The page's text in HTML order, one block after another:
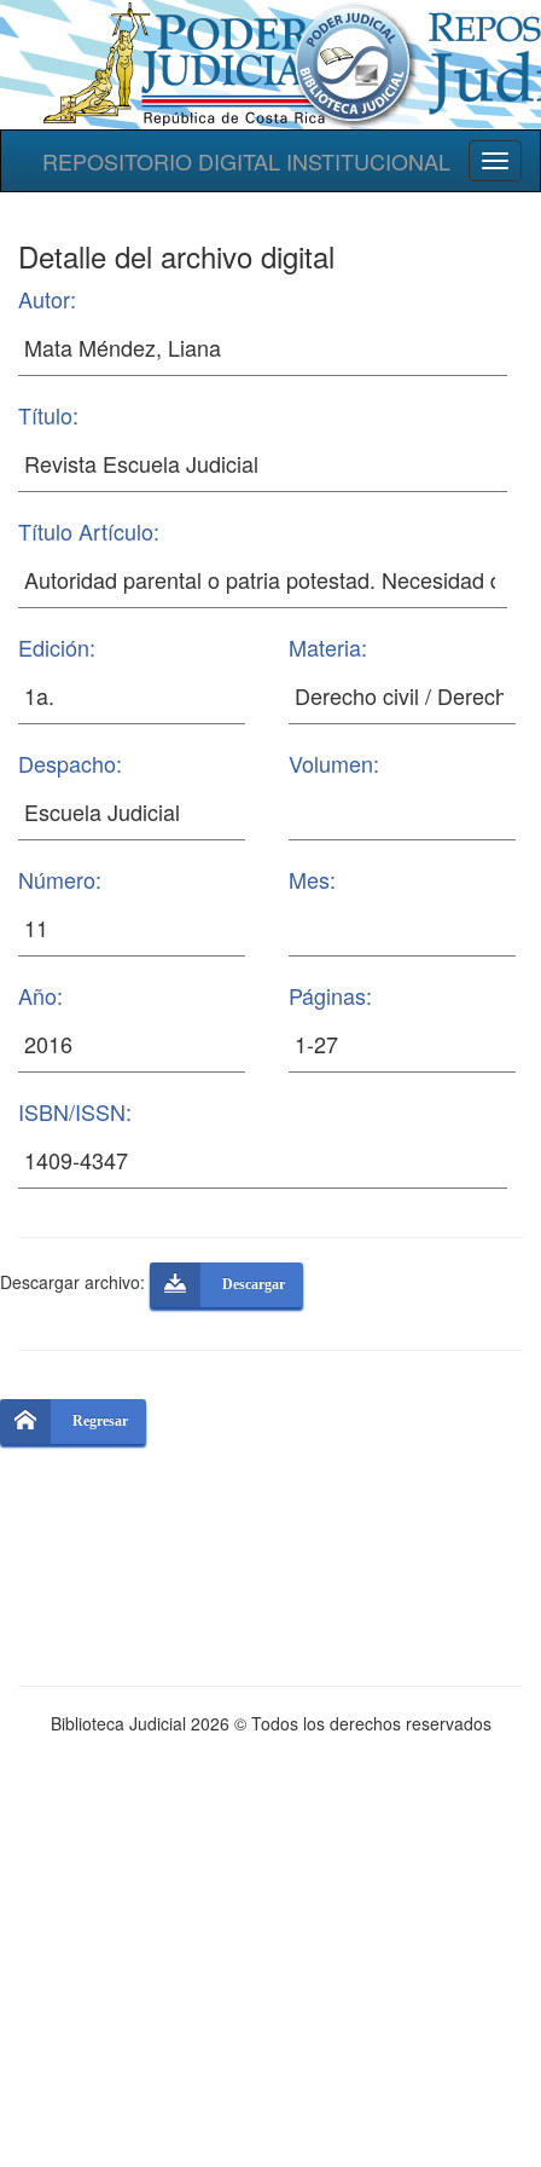
REPOSITORIO DIGITAL INSTITUCIONAL
Detalle del archivo digital
Autor:
Título:
Título Artículo:
Edición: Materia:
Despacho: Volumen:
Número: Mes:
Año: Páginas:
ISBN/ISSN:
Descargar archivo: Descargar
Regresar
Biblioteca Judicial 2026 © Todos los derechos reservados